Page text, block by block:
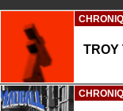
TROY